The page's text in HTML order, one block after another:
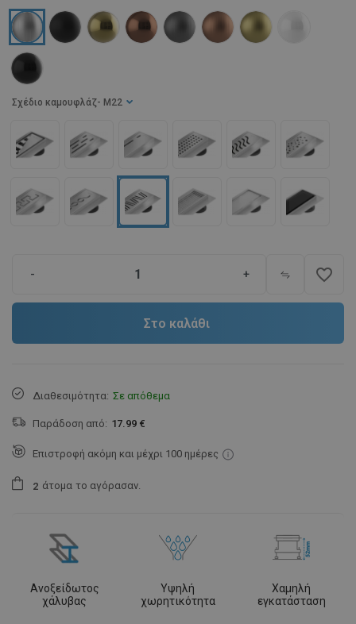
Σχέδιο καμουφλάζ - M22
- + favorite_border
Στο καλάθι
Διαθεσιμότητα: Σε απόθεμα
Παράδοση από: 17.99 €
Επιστροφή ακόμη και μέχρι 100 ημέρες
2 άτομα το αγόρασαν.
Ανοξείδωτος
χάλυβας
Υψηλή
χωρητικότητα
Χαμηλή
εγκατάσταση